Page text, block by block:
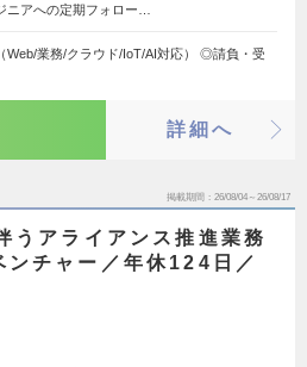
ニアへの定期フォロー…
業務/クラウド/IoT/AI対応） ◎請負・受
詳細へ
掲載期間 26/08/04～26/08/17
アライアンス推進業務
チャー／年休124日／